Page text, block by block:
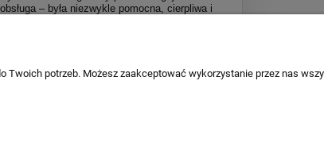
obsługa – była niezwykle pomocna, cierpliwa i
potrzeb. Możesz zaakceptować wykorzystanie przez nas